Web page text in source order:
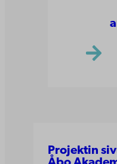
Projektin